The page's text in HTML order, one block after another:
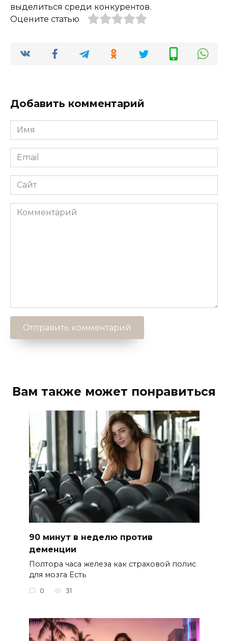
выделиться среди конкурентов.
Оцените статью
Добавить комментарий
Имя
*
Email
*
Сайт
Комментарий
Вам также может понравиться
90 минут в неделю против
деменции
Полтора часа железа как страховой полис
для мозга Есть
0 31